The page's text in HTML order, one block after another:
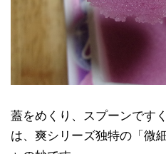
蓋をめくり、スプーンです
は、爽シリーズ独特の「微